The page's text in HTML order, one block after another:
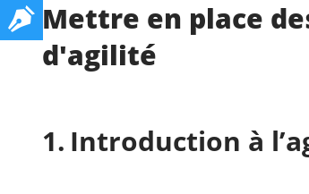
Mettre en place
d'agilité
Introduction à